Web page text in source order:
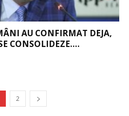
AU CONFIRMAT DEJA,
CONSOLIDEZE....
2